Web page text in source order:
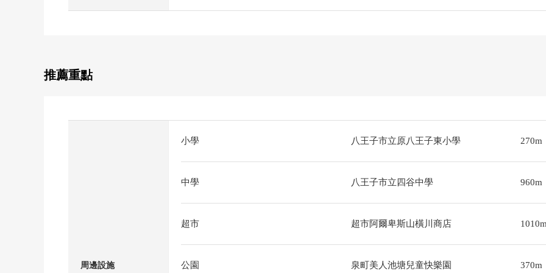
推薦重點
周邊設施
小學 八王子市立原八王子東小學 270m
中學 八王子市立四谷中學 960m
超市 超市阿爾卑斯山橫川商店
公園 泉町美人池塘兒童快樂園 370m